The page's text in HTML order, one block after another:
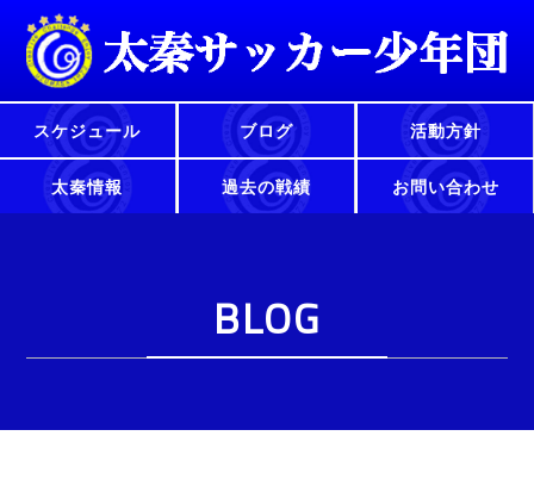
スケジュール ブログ 活動方針
太秦情報 過去の戦績 お問い合わせ
BLOG